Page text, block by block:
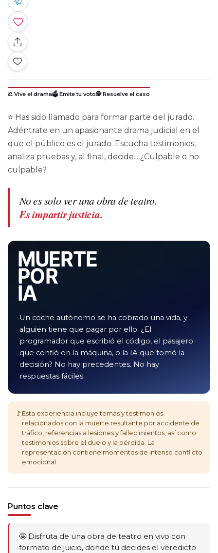
⚖️ Vive el drama🗳️ Emite tu voto🕵️ Resuelve el caso
⭐ Has sido llamado para formar parte del jurado.
Adéntrate en un apasionante drama judicial en el
que el público es el jurado. Escucha testimonios,
analiza pruebas y, al final, decide... ¿Culpable o no
culpable?
No es solo ver una obra de teatro.
Es impartir justicia.
MUERTE
POR
IA
Un coche autónomo se ha cobrado una vida, y
alguien tiene que pagar por ello. ¿El
programador que escribió el código, el pasajero
que confió en la máquina, o la IA que tomó la
decisión? No hay precedentes. No hay
respuestas fáciles.
🚩Esta experiencia incluye temas y testimonios
relacionados con la muerte resultante por accidente de
tráfico, referencias a lesiones y fallecimientos, así como
testimonios sobre el duelo y la pérdida. La
representación contiene momentos de intenso conflicto
emocional.
Puntos clave
🤩 Disfruta de una obra de teatro en vivo con
formato de juicio, donde tú decides el veredicto